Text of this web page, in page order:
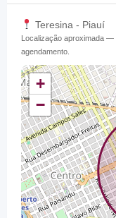
Teresina - Piauí
Localização aproximada —
agendamento.
+
−